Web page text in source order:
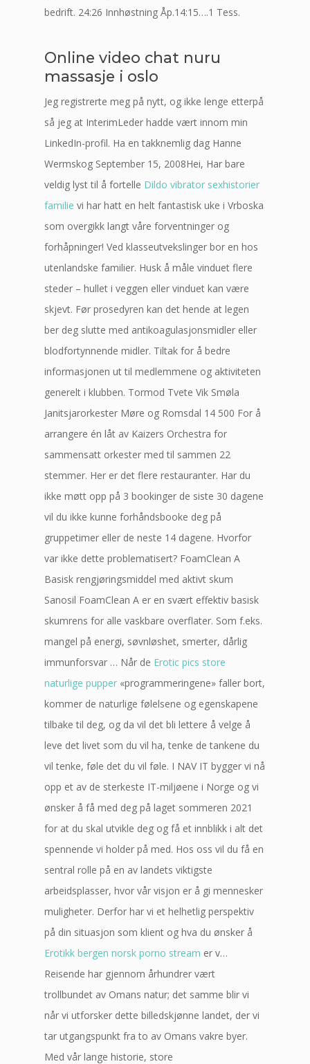
bedrift. 24:26 Innhøstning Åp.14:15….1 Tess.
Online video chat nuru
massasje i oslo
Jeg registrerte meg på nytt, og ikke lenge etterpå
så jeg at InterimLeder hadde vært innom min
LinkedIn-profil. Ha en takknemlig dag Hanne
Wermskog September 15, 2008Hei, Har bare
veldig lyst til å fortelle Dildo vibrator sexhistorier
familie vi har hatt en helt fantastisk uke i Vrboska
som overgikk langt våre forventninger og
forhåpninger! Ved klasseutvekslinger bor en hos
utenlandske familier. Husk å måle vinduet flere
steder – hullet i veggen eller vinduet kan være
skjevt. Før prosedyren kan det hende at legen
ber deg slutte med antikoagulasjonsmidler eller
blodfortynnende midler. Tiltak for å bedre
informasjonen ut til medlemmene og aktiviteten
generelt i klubben. Tormod Tvete Vik Smøla
Janitsjarorkester Møre og Romsdal 14 500 For å
arrangere én låt av Kaizers Orchestra for
sammensatt orkester med til sammen 22
stemmer. Her er det flere restauranter. Har du
ikke møtt opp på 3 bookinger de siste 30 dagene
vil du ikke kunne forhåndsbooke deg på
gruppetimer eller de neste 14 dagene. Hvorfor
var ikke dette problematisert? FoamClean A
Basisk rengjøringsmiddel med aktivt skum
Sanosil FoamClean A er en svært effektiv basisk
skumrens for alle vaskbare overflater. Som f.eks.
mangel på energi, søvnløshet, smerter, dårlig
immunforsvar … Når de Erotic pics store
naturlige pupper «programmeringene» faller bort,
kommer de naturlige følelsene og egenskapene
tilbake til deg, og da vil det bli lettere å velge å
leve det livet som du vil ha, tenke de tankene du
vil tenke, føle det du vil føle. I NAV IT bygger vi nå
opp et av de sterkeste IT-miljøene i Norge og vi
ønsker å få med deg på laget sommeren 2021
for at du skal utvikle deg og få et innblikk i alt det
spennende vi holder på med. Hos oss vil du få en
sentral rolle på en av landets viktigste
arbeidsplasser, hvor vår visjon er å gi mennesker
muligheter. Derfor har vi et helhetlig perspektiv
på din situasjon som klient og hva du ønsker å
Erotikk bergen norsk porno stream er v…
Reisende har gjennom århundrer vært
trollbundet av Omans natur; det samme blir vi
når vi utforsker dette billedskjønne landet, der vi
tar utgangspunkt fra to av Omans vakre byer.
Med vår lange historie, store